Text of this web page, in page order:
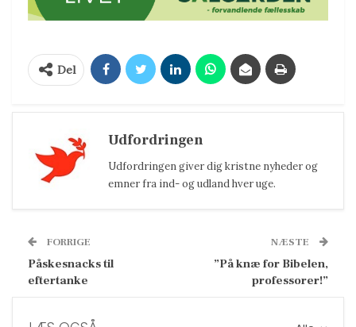
Del
Udfordringen
Udfordringen giver dig kristne nyheder og
emner fra ind- og udland hver uge.
FORRIGE
Påskesnacks til
eftertanke
NÆSTE
”På knæ for Bibelen,
professorer!”